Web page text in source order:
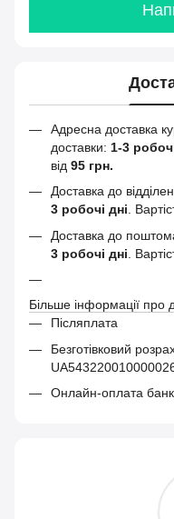
Адресна доставка
доставки: 1-3
від 95 грн.
Доставка до
3 робочі дні .
Доставка до
3 робочі дні .
Більше інформації про
Післяплата
Безготівковий
Онлайн-оплата